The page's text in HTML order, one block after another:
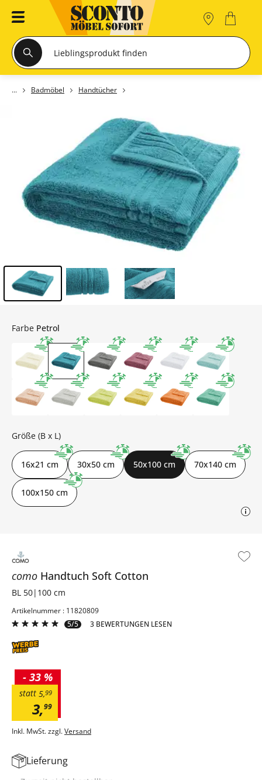
Badmöbel Handtücher
como Handtuch Soft Cotton
BL 50|100 cm
Artikelnummer : 11820809
5/5
3 BEWERTUNGEN LESEN
3,99
5,99
statt
- 33 %
Inkl. MwSt. zzgl.Versand
Farbe Petrol
Größe (B x L)
16x21 cm 30x50 cm 50x100 cm 70x140 cm
100x150 cm
Lieferung